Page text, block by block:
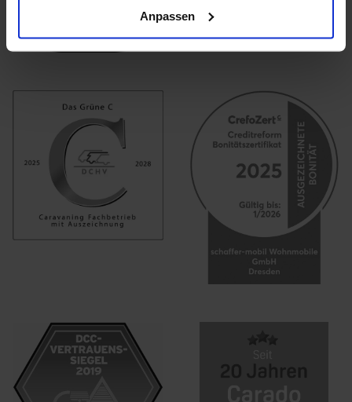
Anpassen